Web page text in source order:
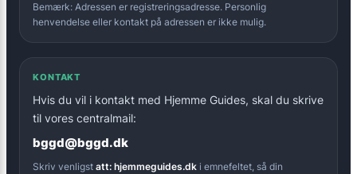
Bemærk: Adressen er registreringsadresse. Personlig
henvendelse eller kontakt på adressen er ikke mulig.
KONTAKT
Hvis du vil i kontakt med Hjemme Guides, skal du skrive
til vores centralmail:
bggd@bggd.dk
Skriv venligst att: hjemmeguides.dk i emnefeltet, så din